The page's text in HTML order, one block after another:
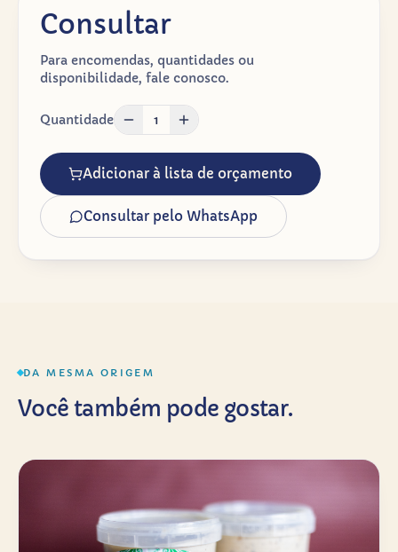
Consultar
Para encomendas, quantidades ou
disponibilidade, fale conosco.
Quantidade 1
Adicionar à lista de orçamento
Consultar pelo WhatsApp
DA MESMA ORIGEM
Você também pode gostar.